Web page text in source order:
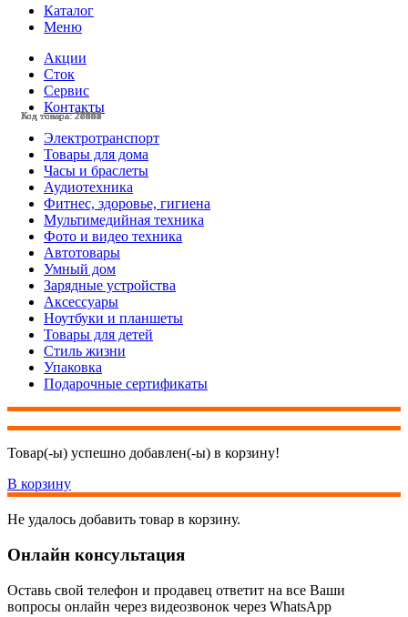
Код товара: 28562
Код товара: 28446
Код товара: 28445
Код товара: 28337
Код товара: 28329
Код товара: 28261
Код товара: 27653
Код товара: 27652
Код товара: 27642
Код товара: 28561
Код товара: 28443
Код товара: 28085
Каталог
Меню
Акции
Сток
Сервис
Контакты
Электротранспорт
Товары для дома
Часы и браслеты
Аудиотехника
Фитнес, здоровье, гигиена
Мультимедийная техника
Фото и видео техника
Автотовары
Умный дом
Зарядные устройства
Аксессуары
Ноутбуки и планшеты
Товары для детей
Стиль жизни
Упаковка
Подарочные сертификаты
Товар(-ы) успешно добавлен(-ы) в корзину!
В корзину
Не удалось добавить товар в корзину.
Онлайн консультация
Оставь свой телефон и продавец ответит на все Ваши
вопросы онлайн через видеозвонок через WhatsApp